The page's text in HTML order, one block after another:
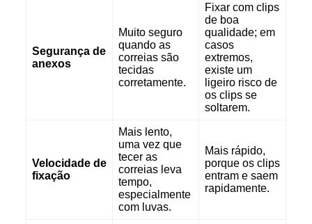
Segurança de
anexos
Muito seguro
quando as
correias são
tecidas
corretamente.
Fixar com clips
de boa
qualidade; em
casos
extremos,
existe um
ligeiro risco de
os clips se
soltarem.
Velocidade de
fixação
Mais lento,
uma vez que
tecer as
correias leva
tempo,
especialmente
com luvas.
Mais rápido,
porque os clips
entram e saem
rapidamente.